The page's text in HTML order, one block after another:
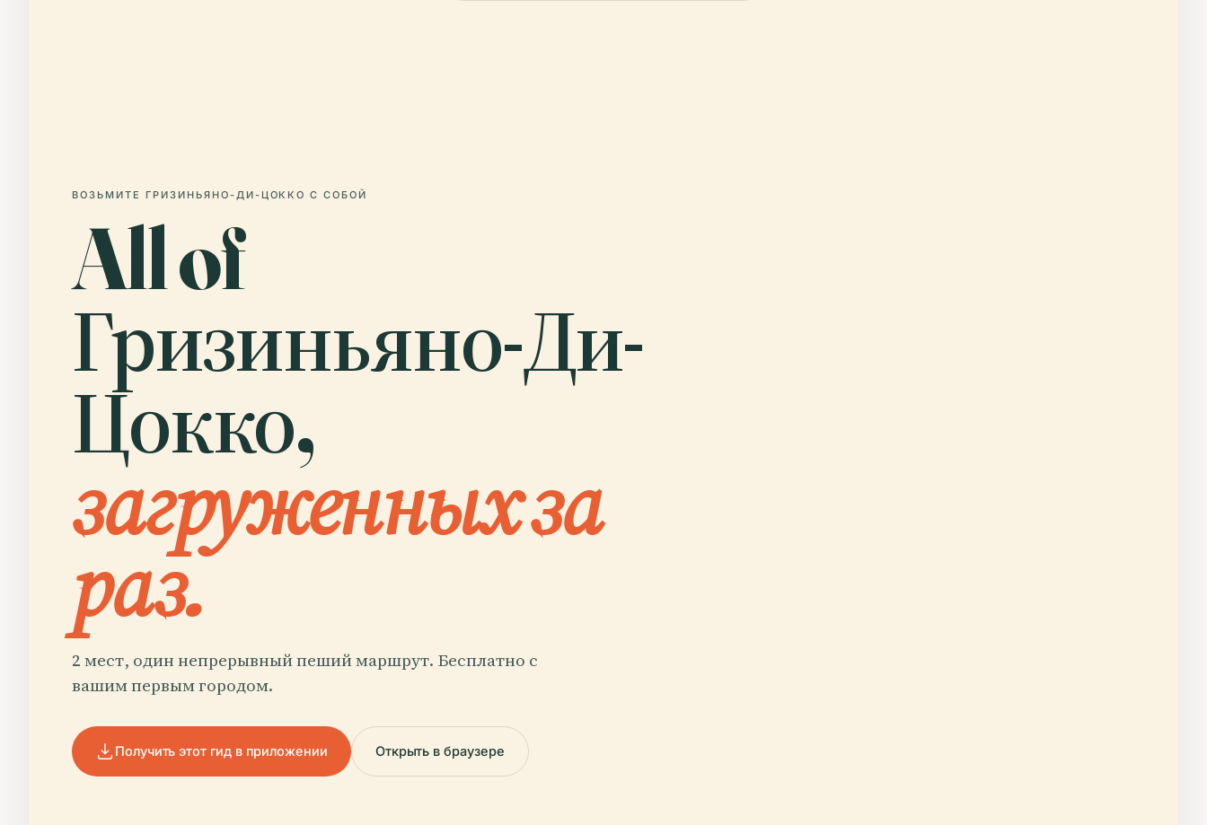
ВОЗЬМИТЕ ГРИЗИНЬЯНО-ДИ-ЦОККО С СОБОЙ
All of
Гризиньяно-Ди-
Цокко,
загруженных за
раз.
2 мест, один непрерывный пеший маршрут. Бесплатно с
вашим первым городом.
Получить этот гид в приложении Открыть в браузере